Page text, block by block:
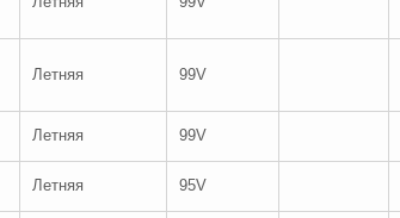
Летняя 99V
Летняя 99V
Летняя 95V